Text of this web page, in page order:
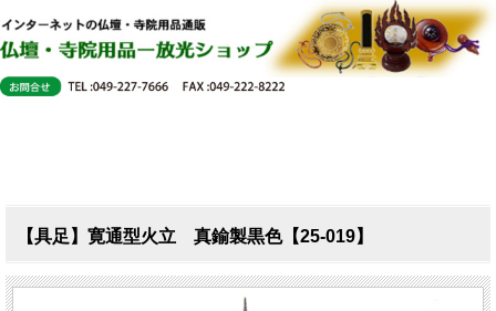
【具足】寛通型火立 真鍮製黒色【25-019】